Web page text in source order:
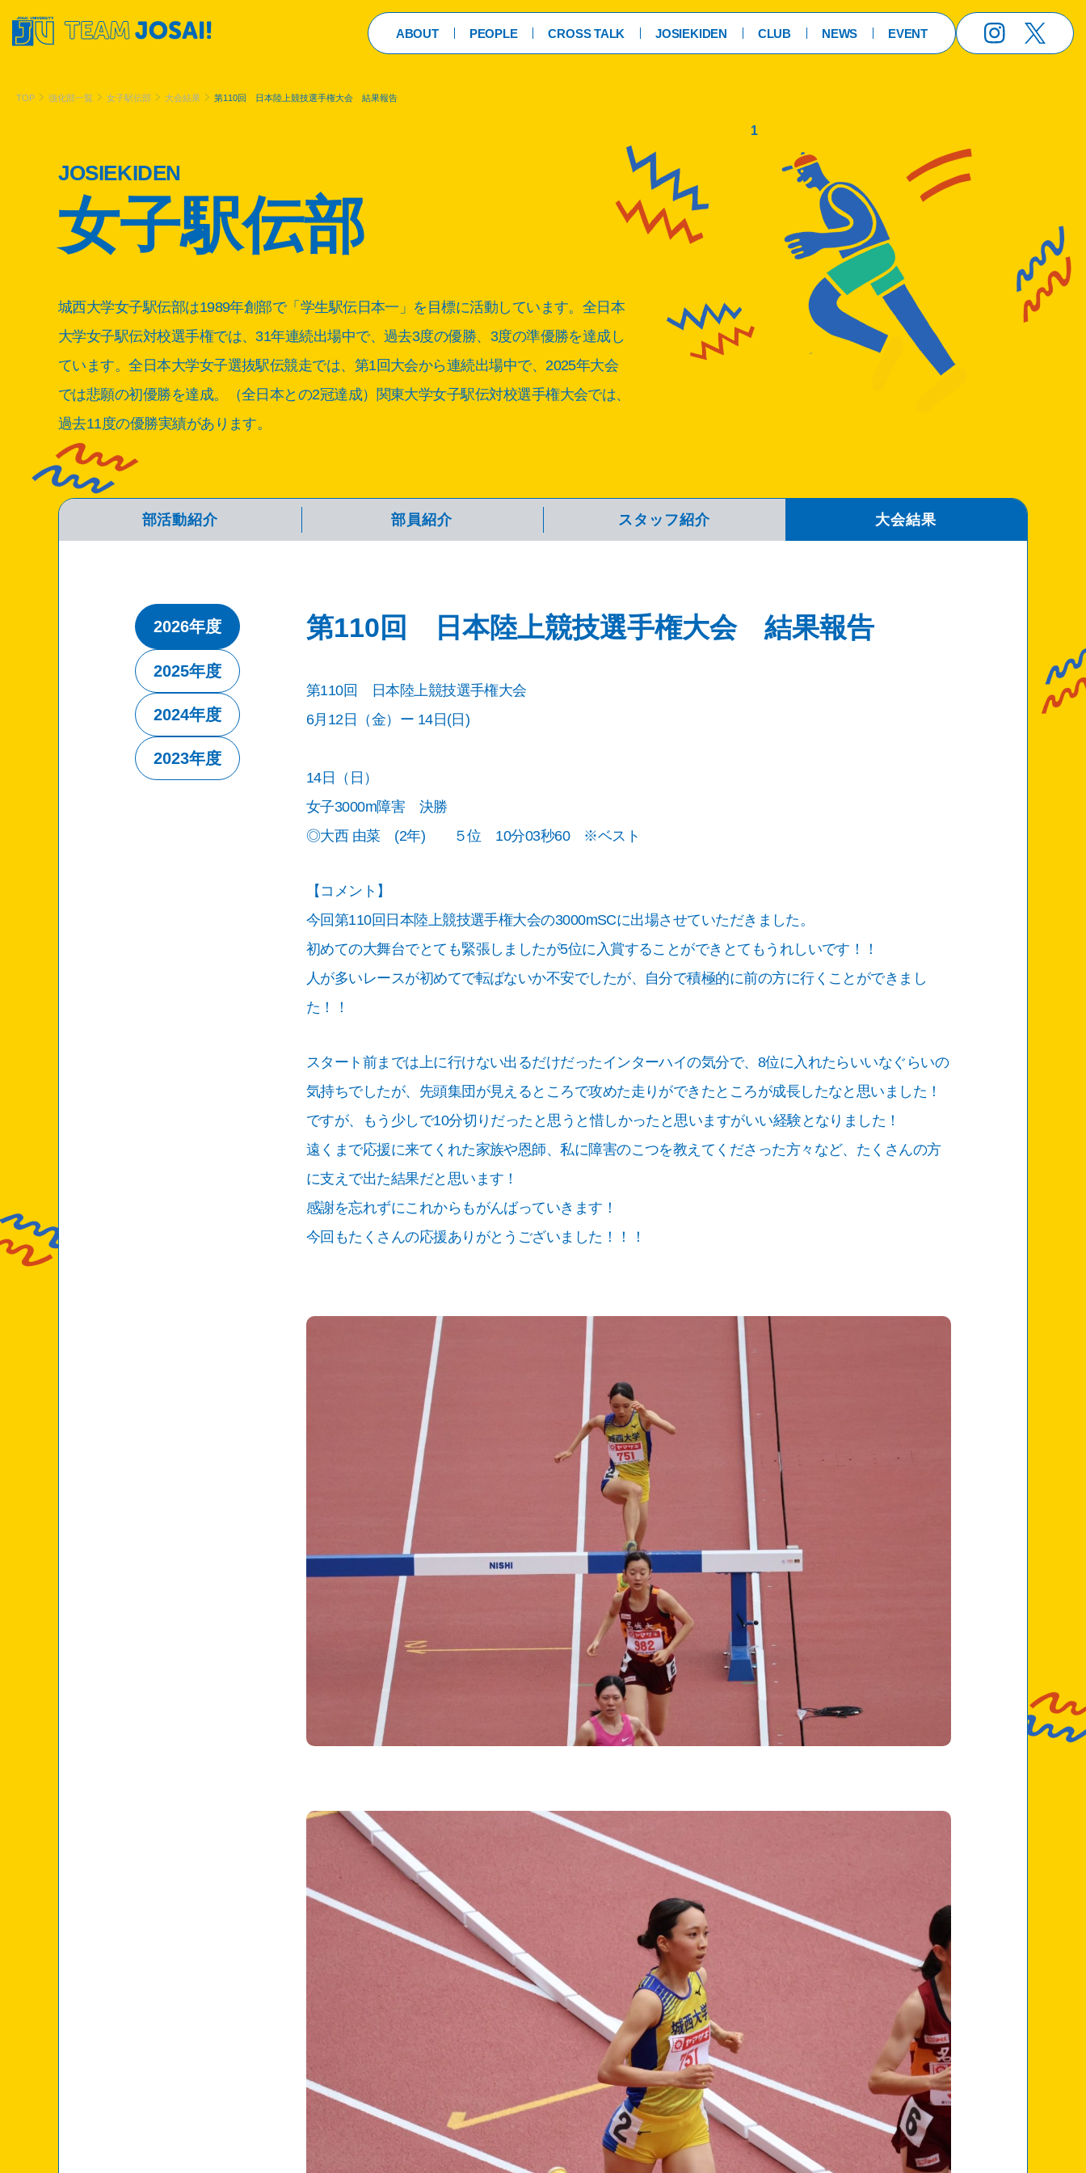
ABOUT PEOPLE CROSS TALK JOSIEKIDEN CLUB NEWS EVENT
Instagram
X
TOP 強化部一覧 女子駅伝部 大会結果 第110回 日本陸上競技選手権大会 結果報告
女子駅伝部
城西大学女子駅伝部は1989年創部で「学生駅伝日本一」を目標に活動しています。全日本
大学女子駅伝対校選手権では、31年連続出場中で、過去3度の優勝、3度の準優勝を達成し
ています。全日本大学女子選抜駅伝競走では、第1回大会から連続出場中で、2025年大会
では悲願の初優勝を達成。（全日本との2冠達成）関東大学女子駅伝対校選手権大会では、
過去11度の優勝実績があります。
1
部活動紹介 部員紹介 スタッフ紹介 大会結果
第110回 日本陸上競技選手権大会 結果報告
第110回 日本陸上競技選手権大会
6月12日（金）ー 14日(日)
14日（日）
女子3000m障害 決勝
◎大西 由菜 (2年) ５位 10分03秒60 ※ベスト
【コメント】
今回第110回日本陸上競技選手権大会の3000mSCに出場させていただきました。
初めての大舞台でとても緊張しましたが5位に入賞することができとてもうれしいです！！
人が多いレースが初めてで転ばないか不安でしたが、自分で積極的に前の方に行くことができまし
た！！
スタート前までは上に行けない出るだけだったインターハイの気分で、8位に入れたらいいなぐらいの
気持ちでしたが、先頭集団が見えるところで攻めた走りができたところが成長したなと思いました！
ですが、もう少しで10分切りだったと思うと惜しかったと思いますがいい経験となりました！
遠くまで応援に来てくれた家族や恩師、私に障害のこつを教えてくださった方々など、たくさんの方
に支えで出た結果だと思います！
感謝を忘れずにこれからもがんばっていきます！
今回もたくさんの応援ありがとうございました！！！
2026年度
2025年度
2024年度
2023年度